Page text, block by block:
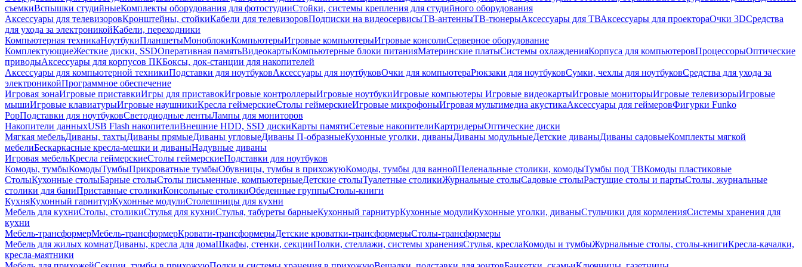
съемкиВспышки студийныеКомплекты оборудования для фотостудииСтойки, системы крепления для студийного оборудования
Аксессуары для телевизоровКронштейны, стойкиКабели для телевизоровПодписки на видеосервисыТВ-антенныТВ-тюнерыАксессуары для ТВАксессуары для проектораОчки 3DСредства
для ухода за электроникойКабели, переходники
Компьютерная техникаНоутбукиПланшетыМоноблокиКомпьютерыИгровые компьютерыИгровые консолиСерверное оборудование
КомплектующиеЖесткие диски, SSDОперативная памятьВидеокартыКомпьютерные блоки питанияМатеринские платыСистемы охлажденияКорпуса для компьютеровПроцессорыОптические
приводыАксессуары для корпусов ПКБоксы, док-станции для накопителей
Аксессуары для компьютерной техникиПодставки для ноутбуковАксессуары для ноутбуковОчки для компьютераРюкзаки для ноутбуковСумки, чехлы для ноутбуковСредства для ухода за
электроникойПрограммное обеспечение
Игровая зонаИгровые приставкиИгры для приставокИгровые контроллерыИгровые ноутбукиИгровые компьютеры Игровые видеокартыИгровые мониторыИгровые телевизорыИгровые
мышиИгровые клавиатурыИгровые наушникиКресла геймерскиеСтолы геймерскиеИгровые микрофоныИгровая мультимедиа акустикаАксессуары для геймеровФигурки Funko
PopПодставки для ноутбуковСветодиодные лентыЛампы для мониторов
Накопители данныхUSB Flash накопителиВнешние HDD, SSD дискиКарты памятиСетевые накопителиКартридерыОптические диски
Мягкая мебельДиваны, тахтыДиваны прямыеДиваны угловыеДиваны П-образныеКухонные уголки, диваныДиваны модульныеДетские диваныДиваны садовыеКомплекты мягкой
мебелиБескаркасные кресла-мешки и диваныНадувные диваны
Игровая мебельКресла геймерскиеСтолы геймерскиеПодставки для ноутбуков
Комоды, тумбыКомодыТумбыПрикроватные тумбыОбувницы, тумбы в прихожуюКомоды, тумбы для ваннойПеленальные столики, комодыТумбы под ТВКомоды пластиковые
СтолыКухонные столыБарные столыСтолы письменные, компьютерныеДетские столыТуалетные столикиЖурнальные столыСадовые столыРастущие столы и партыСтолы, журнальные
столики для баниПриставные столикиКонсольные столикиОбеденные группыСтолы-книги
КухняКухонный гарнитурКухонные модулиСтолешницы для кухни
Мебель для кухниСтолы, столикиСтулья для кухниСтулья, табуреты барныеКухонный гарнитурКухонные модулиКухонные уголки, диваныСтульчики для кормленияСистемы хранения для
кухни
Мебель-трансформерМебель-трансформерКровати-трансформерыДетские кроватки-трансформерыСтолы-трансформеры
Мебель для жилых комнатДиваны, кресла для домаШкафы, стенки, секцииПолки, стеллажи, системы храненияСтулья, креслаКомоды и тумбыЖурнальные столы, столы-книгиКресла-качалки,
кресла-маятники